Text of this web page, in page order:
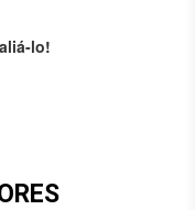
lo!